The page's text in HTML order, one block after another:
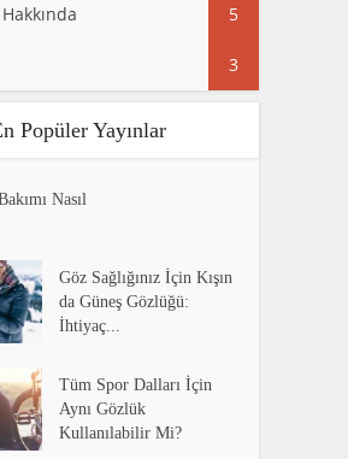
5
3
Popüler Yayınlar
Nasıl
Göz Sağlığınız İçin Kışın
da Güneş Gözlüğü:
İhtiyaç...
Tüm Spor Dalları İçin
Aynı Gözlük
Kullanılabilir Mi?